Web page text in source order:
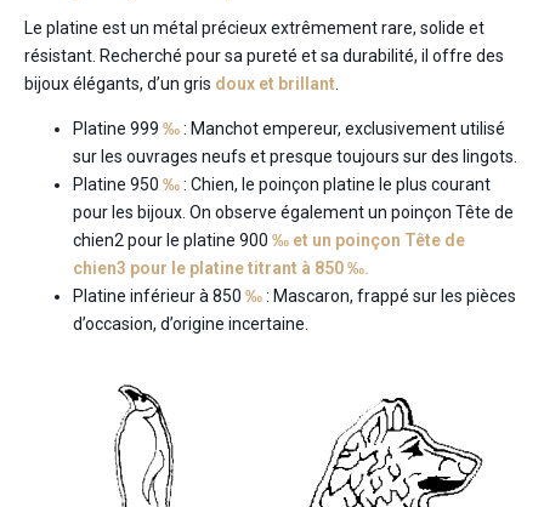
Le platine est un métal précieux extrêmement rare, solide et
résistant. Recherché pour sa pureté et sa durabilité, il offre des
bijoux élégants, d’un gris doux et brillant
Platine 999 ‰: Manchot empereur, exclusivement utilisé
sur les ouvrages neufs et presque toujours sur des lingots.
Platine 950 ‰: Chien, le poinçon platine le plus courant
pour les bijoux. On observe également un poinçon Tête de
chien2 pour le platine 900 ‰ et un poinçon Tête de
chien3 pour le platine titrant à 850 ‰.
Platine inférieur à 850 ‰: Mascaron, frappé sur les pièces
d’occasion, d’origine incertaine.